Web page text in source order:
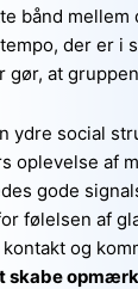
bånd mellem
der er i
at
ydre social
oplevelse af
gode
følelsen af
og
skabe